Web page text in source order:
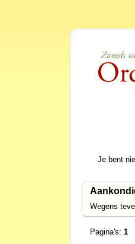
Je bent
Wegens
Pagina's: 1